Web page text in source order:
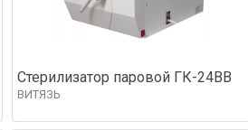
Стерилизатор паровой ГК-24ВВ
ВИТЯЗЬ